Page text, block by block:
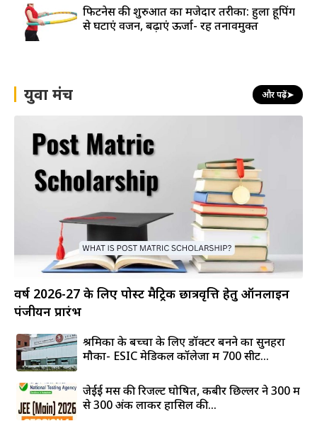
फिटनेस की शुरुआत का मजेदार तरीका: हुला हूपिंग
से घटाएं वजन, बढ़ाएं ऊर्जा- रहें तनावमुक्त
युवा मंच और पढ़ें➤
वर्ष 2026-27 के लिए पोस्ट मैट्रिक छात्रवृत्ति हेतु ऑनलाइन
पंजीयन प्रारंभ
श्रमिकों के बच्चों के लिए डॉक्टर बनने का सुनहरा
मौका- ESIC मेडिकल कॉलेजों में 700 सीटें...
जेईई मेंस की रिजल्ट घोषित, कबीर छिल्लर ने 300 में
से 300 अंक लाकर हासिल की...